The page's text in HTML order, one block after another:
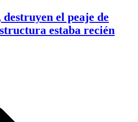
destruyen el peaje de
estaba recién